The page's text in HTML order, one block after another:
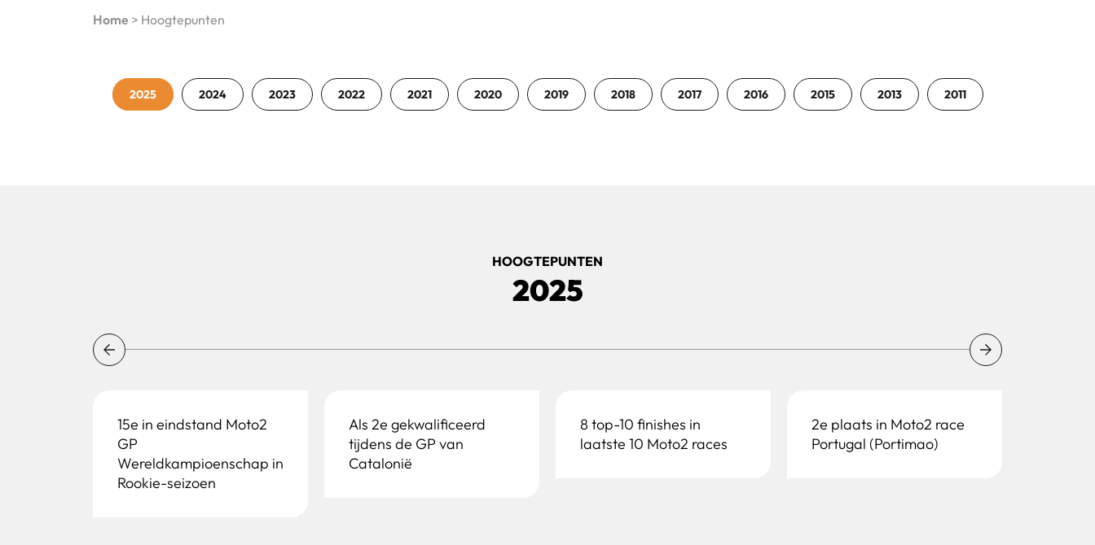
Home > Hoogtepunten
2025 2024 2023 2022 2021 2020 2019 2018 2017 2016 2015 2013 2011
HOOGTEPUNTEN
2025
15e in eindstand Moto2
GP
Wereldkampioenschap in
Rookie-seizoen
Als 2e gekwalificeerd
tijdens de GP van
Catalonië
8 top-10 finishes in
laatste 10 Moto2 races
2e plaats in Moto2 race
Portugal (Portimao)